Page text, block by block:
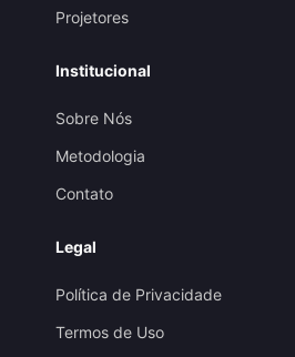
Projetores
Institucional
Sobre Nós
Metodologia
Contato
Legal
Política de Privacidade
Termos de Uso